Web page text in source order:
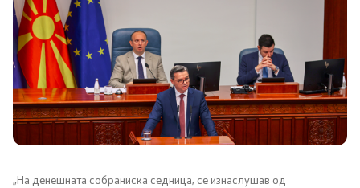
Превенција од корупција
Односи со јавност
Новости
„На денешната собраниска седница, се изнаслушав од